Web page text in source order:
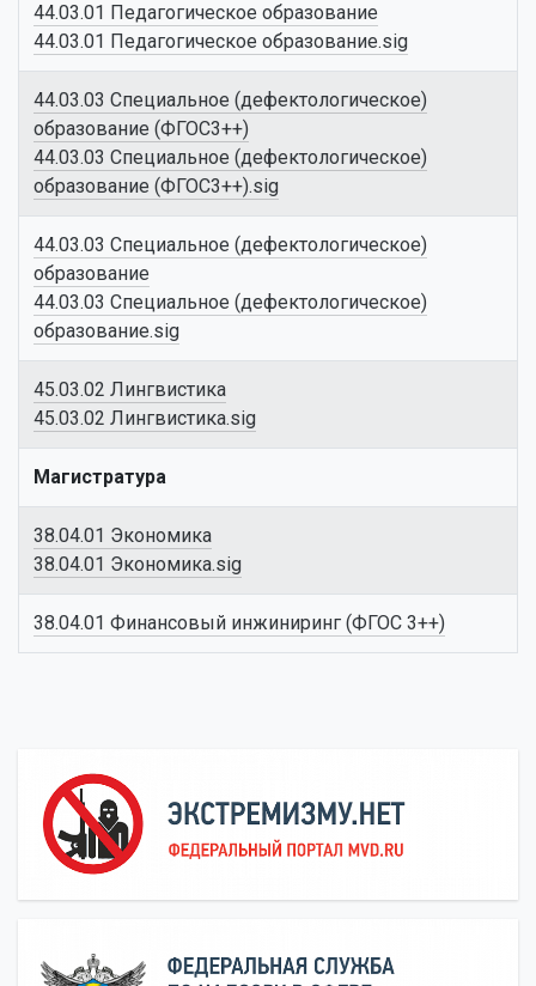
44.03.01 Педагогическое образование
44.03.01 Педагогическое образование.sig
44.03.03 Специальное (дефектологическое)
образование (ФГОС3++)
44.03.03 Специальное (дефектологическое)
образование (ФГОС3++).sig
44.03.03 Специальное (дефектологическое)
образование
44.03.03 Специальное (дефектологическое)
образование.sig
45.03.02 Лингвистика
45.03.02 Лингвистика.sig
Магистратура
38.04.01 Экономика
38.04.01 Экономика.sig
38.04.01 Финансовый инжиниринг (ФГОС 3++)